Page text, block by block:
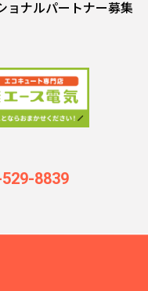
ョナルパートナー募集
8839